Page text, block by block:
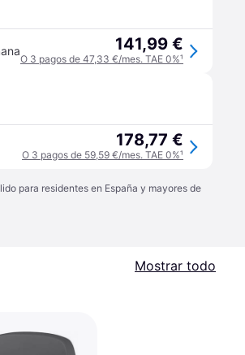
141,99 €
O 3 pagos de 47,33 €/mes. TAE 0%¹
178,77 €
O 3 pagos de 59,59 €/mes. TAE 0%¹
para residentes en España y mayores de
Mostrar todo